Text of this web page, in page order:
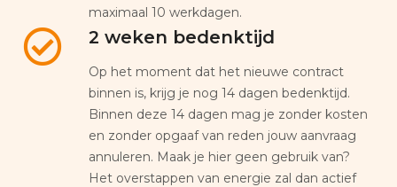
maximaal 10 werkdagen.
2 weken bedenktijd
Op het moment dat het nieuwe contract
binnen is, krijg je nog 14 dagen bedenktijd.
Binnen deze 14 dagen mag je zonder kosten
en zonder opgaaf van reden jouw aanvraag
annuleren. Maak je hier geen gebruik van?
Het overstappen van energie zal dan actief